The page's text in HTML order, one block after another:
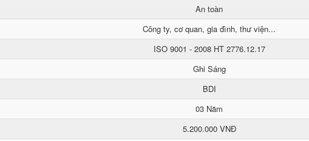
An toàn
Công ty, cơ quan, gia đình, thư viện...
ISO 9001 - 2008 HT 2776.12.17
Ghi Sáng
BDI
03 Năm
5.200.000 VNĐ